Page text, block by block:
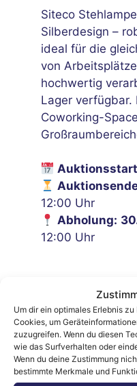
Um dir ein optimales Erlebnis
Cookies, um
zuzugreifen. Wenn du diesen
wie das Surfverhalten oder
Wenn du deine Zustimmung
bestimmte Merkmale und
Siteco
Silberdesign –
ideal für die
von
hochwertig
Lager verfügbar.
Coworking-
12:00 Uhr
Abholung:
12:00 Uhr
Laufend
Auktionen